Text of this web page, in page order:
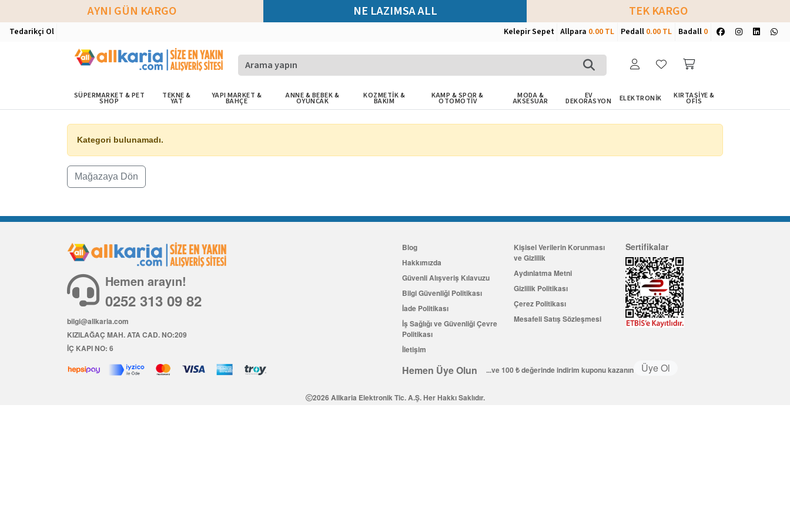
AYNI GÜN KARGO NE LAZIMSA ALL TEK KARGO
Tedarikçi Ol Kelepir Sepet Allpara 0.00 TL Pedall 0.00 TL Badall 0
SÜPERMARKET & PET
SHOP
TEKNE &
YAT
YAPI MARKET &
BAHÇE
ANNE & BEBEK &
OYUNCAK
KOZMETİK &
BAKIM
KAMP & SPOR &
OTOMOTİV
MODA &
AKSESUAR
EV
DEKORASYON ELEKTRONİK KIRTASİYE &
OFİS
Kategori bulunamadı.
Mağazaya Dön
Hemen arayın!
0252 313 09 82
bilgi@allkaria.com
KIZILAĞAÇ MAH. ATA CAD. NO:209
İÇ KAPI NO: 6
Blog
Hakkımızda
Güvenli Alışveriş Kılavuzu
Bilgi Güvenliği Politikası
İade Politikası
İş Sağlığı ve Güvenliği Çevre
Politikası
İletişim
Kişisel Verilerin Korunması
ve Gizlilik
Aydınlatma Metni
Gizlilik Politikası
Çerez Politikası
Mesafeli Satış Sözleşmesi
Sertifikalar
Hemen Üye Olun ...ve 100 ₺ değerinde indirim kuponu kazanın Üye Ol
2026 Allkaria Elektronik Tic. A.Ş. Her Hakkı Saklıdır.